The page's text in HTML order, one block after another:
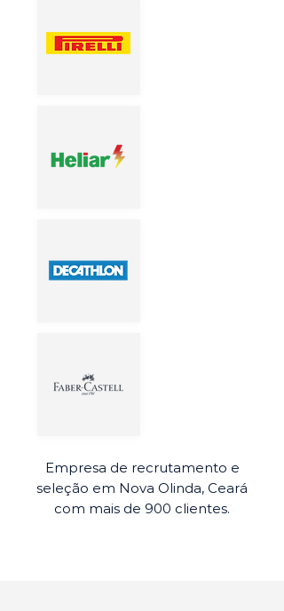
Empresa de recrutamento e
seleção em Nova Olinda, Ceará
com mais de 900 clientes.